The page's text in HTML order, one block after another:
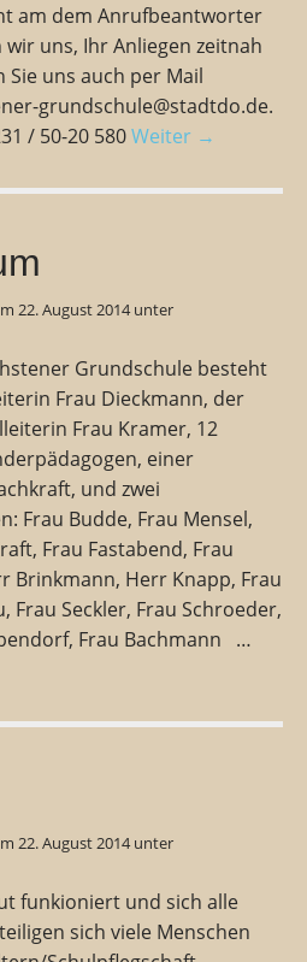
am dem Anrufbeantworter
uns, Ihr Anliegen zeitnah
uns auch per Mail
grundschule@stadtdo.de.
/ 50-20 580Weiter →
22. August 2014unter
Grundschule besteht
Frau Dieckmann, der
Frau Kramer, 12
einer
und zwei
Frau Budde, Frau Mensel,
Frau Fastabend, Frau
Brinkmann, Herr Knapp, Frau
Frau Seckler, Frau Schroeder,
Frau Bachmann …
22. August 2014unter
funkioniert und sich alle
sich viele Menschen